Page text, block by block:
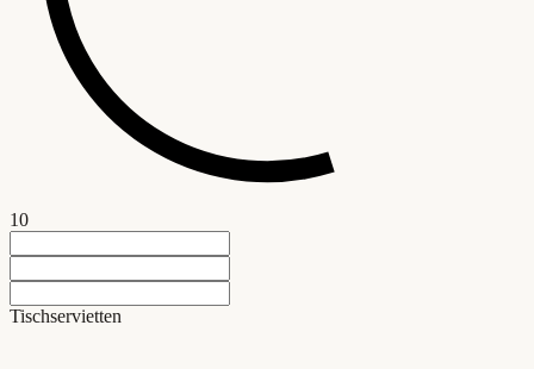
10
Tischservietten